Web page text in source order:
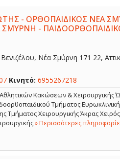
- ΟΡΘΟΠΑΙΔΙΚΟΣ ΝΕΑ
-
Νέα Σμύρνη 171 22,
Κινητό: 6955267218
Κακώσεων & Χειρουργικής
Τμήματος
Τμήματος Χειρουργικής Άκρας
» Περισσότερες